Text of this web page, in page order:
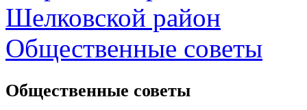
Шелковской район
Общественные советы
Общественные советы